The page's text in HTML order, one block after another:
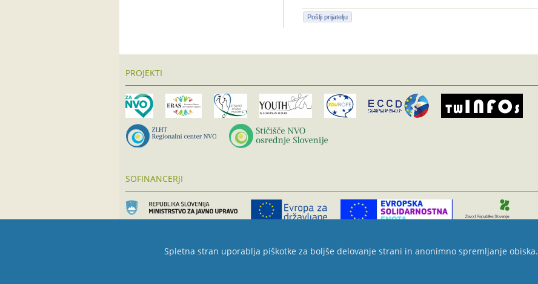
Spletna stran uporablja piškotke za boljše delovanje strani in anonimno spremljanje obiska.
Pošlji prijatelju
PROJEKTI
SOFINANCERJI